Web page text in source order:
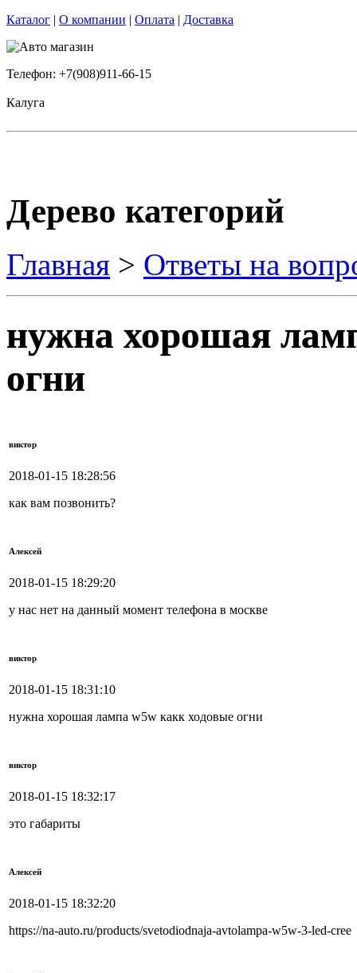
Каталог | О компании | Оплата | Доставка
Телефон: +7(908)911-66-15
Калуга
Дерево категорий
Главная > Ответы на
нужна хорошая
огни
виктор
2018-01-15 18:28:56
как вам позвонить?
Алексей
2018-01-15 18:29:20
у нас нет на данный момент телефона в москве
виктор
2018-01-15 18:31:10
нужна хорошая лампа w5w какк ходовые огни
виктор
2018-01-15 18:32:17
это габариты
Алексей
2018-01-15 18:32:20
https://na-auto.ru/products/svetodiodnaja-avtolampa-w5w-3-led-cree